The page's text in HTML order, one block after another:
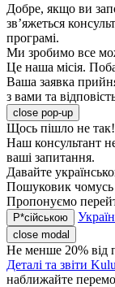
Добре, якщо ви
зв’яжеться
програмі.
Ми зробимо все
Це наша місія.
Ваша заявка
з вами та
close pop-up
Щось пішло не
Наш консультант
ваші запитання.
Давайте
Пошуковик чомусь
Пропонуємо
Р*сійською
close modal
Не менше 20% від
Деталі та звіти
наближайте